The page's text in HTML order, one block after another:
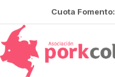
Cuota Fomento: